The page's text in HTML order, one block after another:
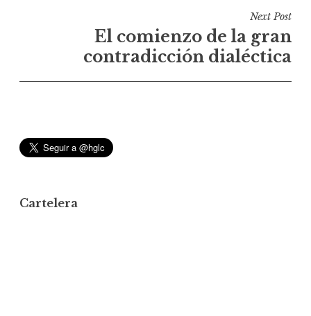
d
n
Next Post
El comienzo de la gran
contradicción dialéctica
Cartelera